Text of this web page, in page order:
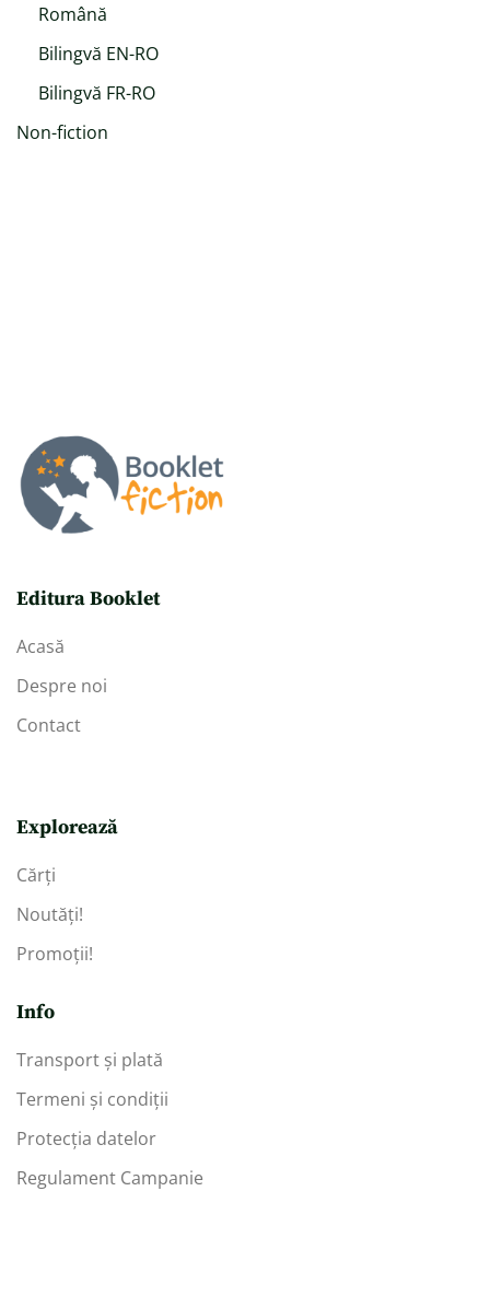
Română
Bilingvă EN-RO
Bilingvă FR-RO
Non-fiction
Editura Booklet
Acasă
Despre noi
Contact
Explorează
Cărți
Noutăți!
Promoții!
Info
Transport și plată
Termeni și condiții
Protecția datelor
Regulament Campanie